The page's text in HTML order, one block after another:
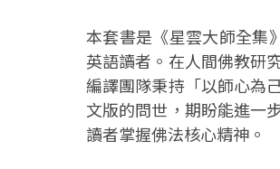
本套書是《星雲大師全集
英語讀者。在人間佛教研
編譯團隊秉持「以師心為
文版的問世，期盼能進一
讀者掌握佛法核心精神。